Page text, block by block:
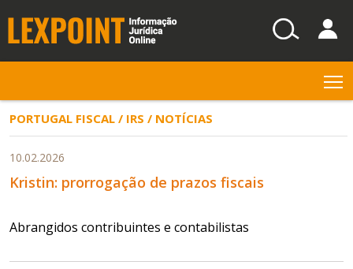
PORTUGAL FISCAL / IRS / NOTÍCIAS
10.02.2026
Kristin: prorrogação de prazos fiscais
Abrangidos contribuintes e contabilistas